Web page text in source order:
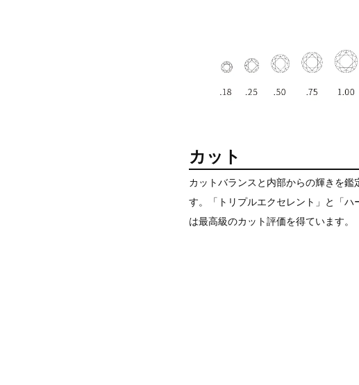
カット
カットバランスと内部からの輝きを鑑
す。「トリプルエクセレント」と「ハ
は最高級のカット評価を得ています。